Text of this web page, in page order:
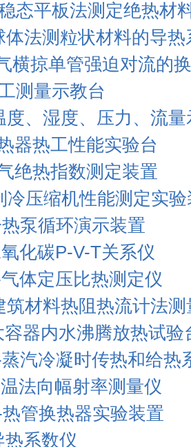
态平板法测定绝热材
体法测粒状材料的导
横掠单管强迫对流的
测量示教台
度、湿度、压力、流量
器热工性能实验台
绝热指数测定装置
冷压缩机性能测定实
泵循环演示装置
化碳P-V-T关系仪
气体定压比热测定仪
筑材料热阻热流计法
容器内水沸腾放热试验
蒸汽冷凝时传热和给热
法向幅射率测量仪
热管换热器实验装置
热系数仪